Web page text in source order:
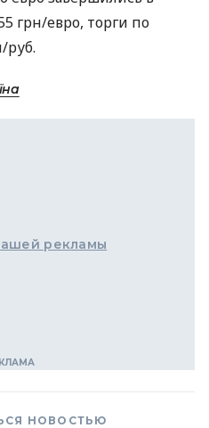
грн/евро, торги по
руб.
рекламы
НОВОСТЬЮ